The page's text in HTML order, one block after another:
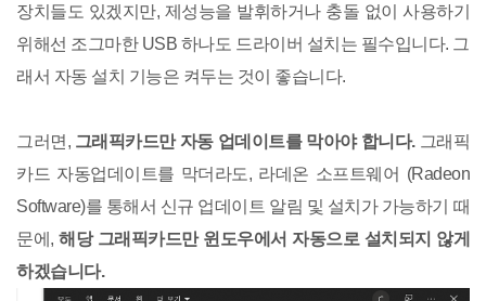
장치들도 있겠지만, 제성능을 발휘하거나 충돌 없이 사용하기
위해선 조그마한 USB 하나도 드라이버 설치는 필수입니다. 그
래서 자동 설치 기능은 켜두는 것이 좋습니다.
그러면, 그래픽카드만 자동 업데이트를 막아야 합니다.그래픽
카드 자동업데이트를 막더라도, 라데온 소프트웨어 (Radeon
Software)를 통해서 신규 업데이트 알림 및 설치가 가능하기 때
문에, 해당 그래픽카드만 윈도우에서 자동으로 설치되지 않게
하겠습니다.